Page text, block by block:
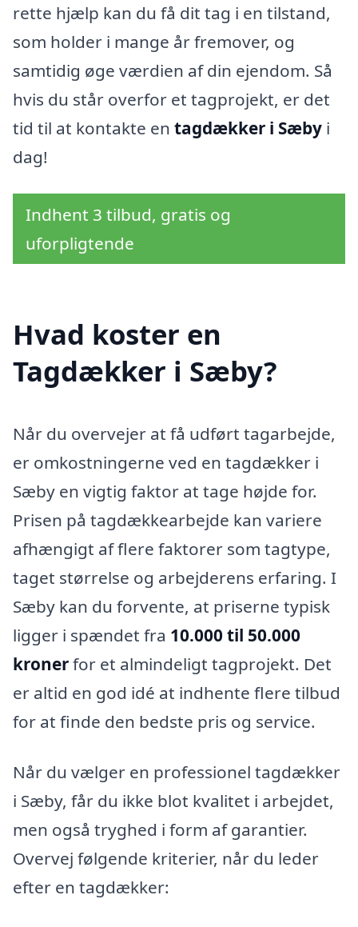
rette hjælp kan du få dit tag i en tilstand,
som holder i mange år fremover, og
samtidig øge værdien af din ejendom. Så
hvis du står overfor et tagprojekt, er det
tid til at kontakte en tagdækker i Sæby i
dag!
Indhent 3 tilbud, gratis og
uforpligtende
Hvad koster en
Tagdækker i Sæby?
Når du overvejer at få udført tagarbejde,
er omkostningerne ved en tagdækker i
Sæby en vigtig faktor at tage højde for.
Prisen på tagdækkearbejde kan variere
afhængigt af flere faktorer som tagtype,
taget størrelse og arbejderens erfaring. I
Sæby kan du forvente, at priserne typisk
ligger i spændet fra 10.000 til 50.000
kronerfor et almindeligt tagprojekt. Det
er altid en god idé at indhente flere tilbud
for at finde den bedste pris og service.
Når du vælger en professionel tagdækker
i Sæby, får du ikke blot kvalitet i arbejdet,
men også tryghed i form af garantier.
Overvej følgende kriterier, når du leder
efter en tagdækker: